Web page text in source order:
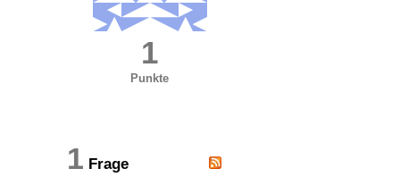
1
Punkte
1 Frage